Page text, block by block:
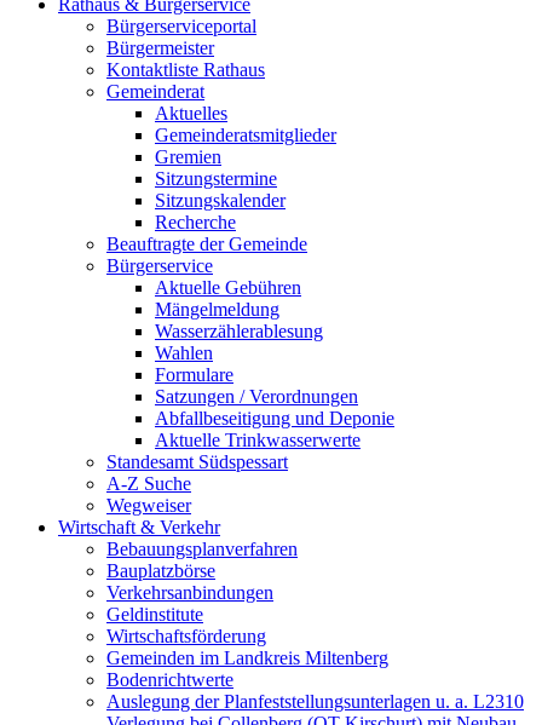
Rathaus & Bürgerservice
Bürgerserviceportal
Bürgermeister
Kontaktliste Rathaus
Gemeinderat
Aktuelles
Gemeinderatsmitglieder
Gremien
Sitzungstermine
Sitzungskalender
Recherche
Beauftragte der Gemeinde
Bürgerservice
Aktuelle Gebühren
Mängelmeldung
Wasserzählerablesung
Wahlen
Formulare
Satzungen / Verordnungen
Abfallbeseitigung und Deponie
Aktuelle Trinkwasserwerte
Standesamt Südspessart
A-Z Suche
Wegweiser
Wirtschaft & Verkehr
Bebauungsplanverfahren
Bauplatzbörse
Verkehrsanbindungen
Geldinstitute
Wirtschaftsförderung
Gemeinden im Landkreis Miltenberg
Bodenrichtwerte
Auslegung der Planfeststellungsunterlagen u. a. L2310